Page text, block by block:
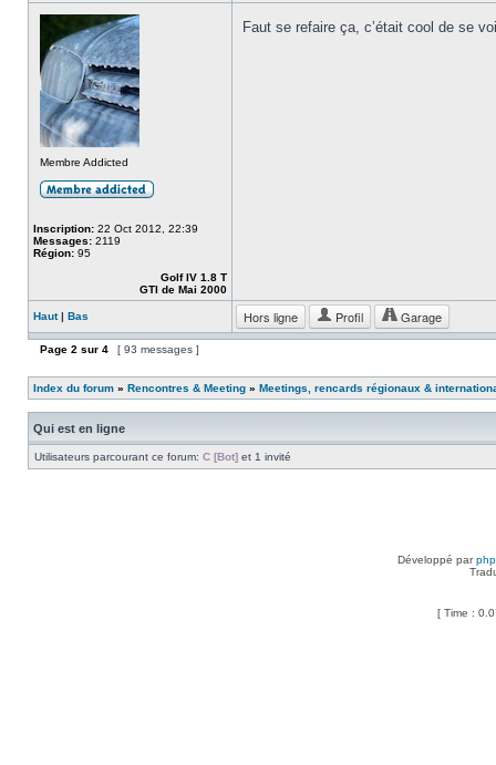
Membre Addicted
Inscription: 22 Oct 2012, 22:39
Messages: 2119
Région: 95
Golf IV 1.8 T
GTI de Mai 2000
Faut se refaire ça, c’était cool de se
Haut| Bas Hors ligne Profil Garage
Page 2 sur 4 [ 93 messages ]
Index du forum » Rencontres & Meeting » Meetings, rencards régionaux &
Qui est en ligne
Utilisateurs parcourant ce forum: C [Bot] et 1 invité
Développé par
[ Time :